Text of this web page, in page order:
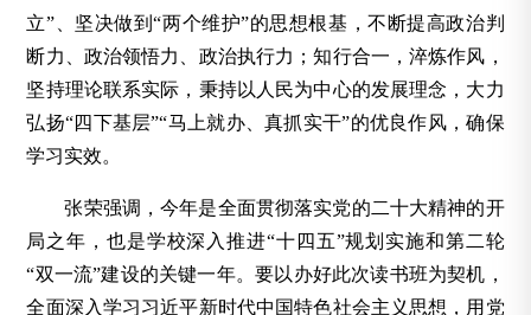
立”、坚决做到“两个维护”的思想根基，不断提高政治判
断力、政治领悟力、政治执行力；知行合一，淬炼作风，
坚持理论联系实际，秉持以人民为中心的发展理念，大力
弘扬“四下基层”“马上就办、真抓实干”的优良作风，确保
学习实效。
张荣强调，今年是全面贯彻落实党的二十大精神的开
局之年，也是学校深入推进“十四五”规划实施和第二轮
“双一流”建设的关键一年。要以办好此次读书班为契机，
全面深入学习习近平新时代中国特色社会主义思想，用党